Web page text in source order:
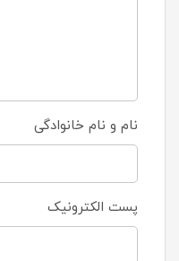
نام و نام خانوادگی
پست الکترونیک